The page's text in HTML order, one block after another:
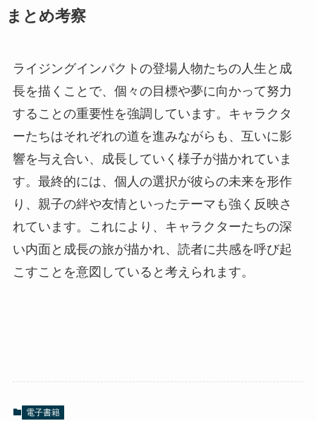
まとめ考察
ライジングインパクトの登場人物たちの人生と成
長を描くことで、個々の目標や夢に向かって努力
することの重要性を強調しています。キャラクタ
ーたちはそれぞれの道を進みながらも、互いに影
響を与え合い、成長していく様子が描かれていま
す。最終的には、個人の選択が彼らの未来を形作
り、親子の絆や友情といったテーマも強く反映さ
れています。これにより、キャラクターたちの深
い内面と成長の旅が描かれ、読者に共感を呼び起
こすことを意図していると考えられます。
電子書籍